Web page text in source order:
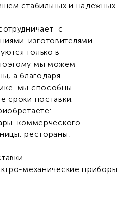
стабильных и надежных
с
изготовителями
только в
мы можем
а благодаря
мы способны
сроки поставки.
коммерческого
рестораны,
механические приборы